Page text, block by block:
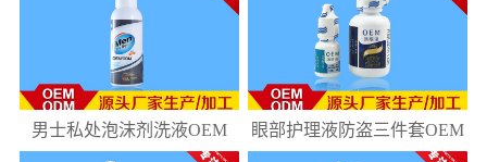
10
218
男士私处泡沫剂洗液OEM 眼部护理液防盗三件套OEM